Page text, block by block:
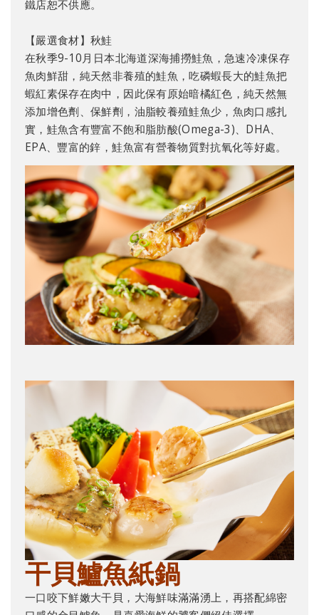
鐵店恕不供應。
【嚴選食材】秋鮭
在秋季9-10月日本北海道深海捕撈鮭魚，急速冷凍保存
魚肉鮮甜，純天然非養殖的鮭魚，吃磷蝦長大的鮭魚把
蝦紅素保存在肉中，因此保有原始暗橘紅色，純天然無
添加增色劑、保鮮劑，油脂較養殖鮭魚少，魚肉口感扎
實，鮭魚含有豐富不飽和脂肪酸(Omega-3)、DHA、
EPA、豐富的鋅，鮭魚富有營養物質對抗氧化等好處。
干貝鱸魚紙鍋
一口咬下鮮嫩大干貝，大海鮮味滿滿湧上，再搭配綿密